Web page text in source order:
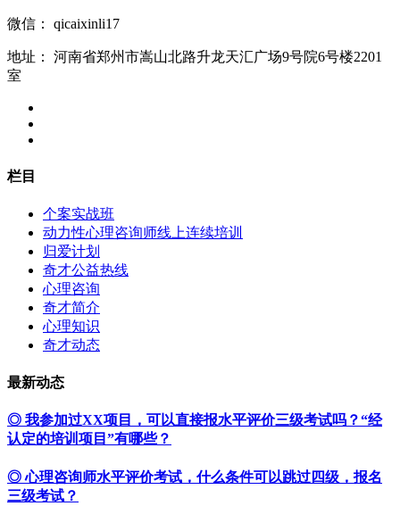
微信： qicaixinli17
地址：
河南省郑州市嵩山北路升龙天汇广场9号院6号楼2201
室
栏目
个案实战班
动力性心理咨询师线上连续培训
归爱计划
奇才公益热线
心理咨询
奇才简介
心理知识
奇才动态
最新动态
◎ 我参加过XX项目，可以直接报水平评价三级考试吗？“经
认定的培训项目”有哪些？
◎ 心理咨询师水平评价考试，什么条件可以跳过四级，报名
三级考试？